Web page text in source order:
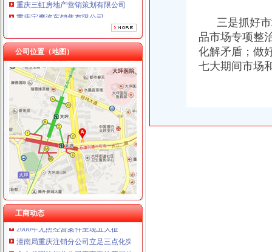
重庆宝鹰汽车销售有限公司
重庆傲志众达投资咨询有限责任公司 渝九1000万 （增资）
重庆臣夫商贸有限公司 （执照专让）
重庆卿倾商贸有限责任公司 渝江100万 （工商注册）
重庆国洪体育设施有限公司
重庆星竣贸易有限责任公司 渝中100万 （进出口权）
重庆海谛升进出口贸易有限公司 渝北100万 （进出口权）
重庆奕欣锦诚商贸有限公司 渝九50万 （工商注册）
重庆信同广告有限公司 渝沙50万 （工商注册）
重庆三虹房地产营销策划有限公司
重庆宝鹰汽车销售有限公司
公司位置（地图）
工商动态
工商动态
全市代理注销分公司区县局信用信息化岗位大练抽考和竞赛正式开考
北碚局代理注销分公司缙云工商所五项措施推进工商所12315分类监管平台应用
永川区出台实施品牌战略措施
高新区局围绕“三项重点工作、两项突破工作”代办注销分公司谋划2007年工作
巴南局“三个加”代办注销分公司大力实施消费安全放心工程
市重庆注销分公司局高印平副巡视员到渝北局检查指导工作
江北局三项措施达全市重庆注销分公司工商工作会议精
巴南局着力造“三部”重庆注销分公司化办公室工作
市代办注销分公司委副书记邢元敏亲切接见市工商局团总支等全国五四红旗团
全系统2006年消费维权效果明显
2006年无照经营案件呈现五大征
潼南局重庆注销分公司立足三点化突发事件预防机制
全市代理注销分公司工商系统开展粮油市场专项检查况
三是抓好市
品市场专项整
化解矛盾；做
七大期间市场